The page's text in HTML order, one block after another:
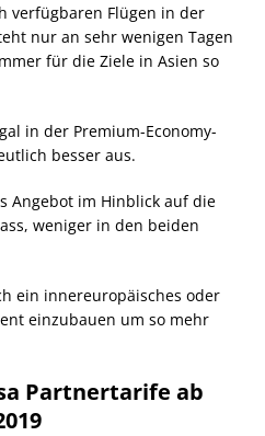
verfügbaren Flügen in der
nur an sehr wenigen Tagen
für die Ziele in Asien so
in der Premium-Economy-
besser aus.
Angebot im Hinblick auf die
weniger in den beiden
ein innereuropäisches oder
einzubauen um so mehr
Partnertarife ab